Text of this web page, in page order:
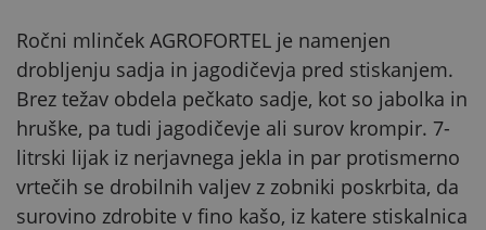
Ročni mlinček AGROFORTEL je namenjen
drobljenju sadja in jagodičevja pred stiskanjem.
Brez težav obdela pečkato sadje, kot so jabolka in
hruške, pa tudi jagodičevje ali surov krompir. 7-
litrski lijak iz nerjavnega jekla in par protismerno
vrtečih se drobilnih valjev z zobniki poskrbita, da
surovino zdrobite v fino kašo, iz katere stiskalnica